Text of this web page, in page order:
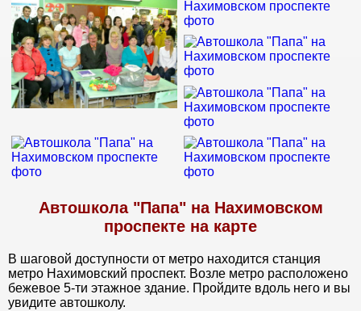
Автошкола "Папа" на Нахимовском
проспекте на карте
В шаговой доступности от метро находится станция
метро Нахимовский проспект. Возле метро расположено
бежевое 5-ти этажное здание. Пройдите вдоль него и вы
увидите автошколу.